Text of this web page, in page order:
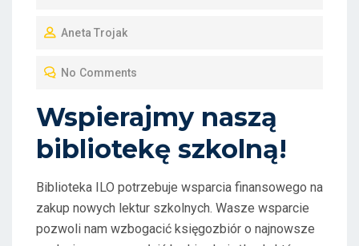
S
O
Aneta Trojak
No Comments
Wspierajmy naszą
bibliotekę szkolną!
Biblioteka ILO potrzebuje wsparcia finansowego na
zakup nowych lektur szkolnych. Wasze wsparcie
pozwoli nam wzbogacić księgozbiór o najnowsze